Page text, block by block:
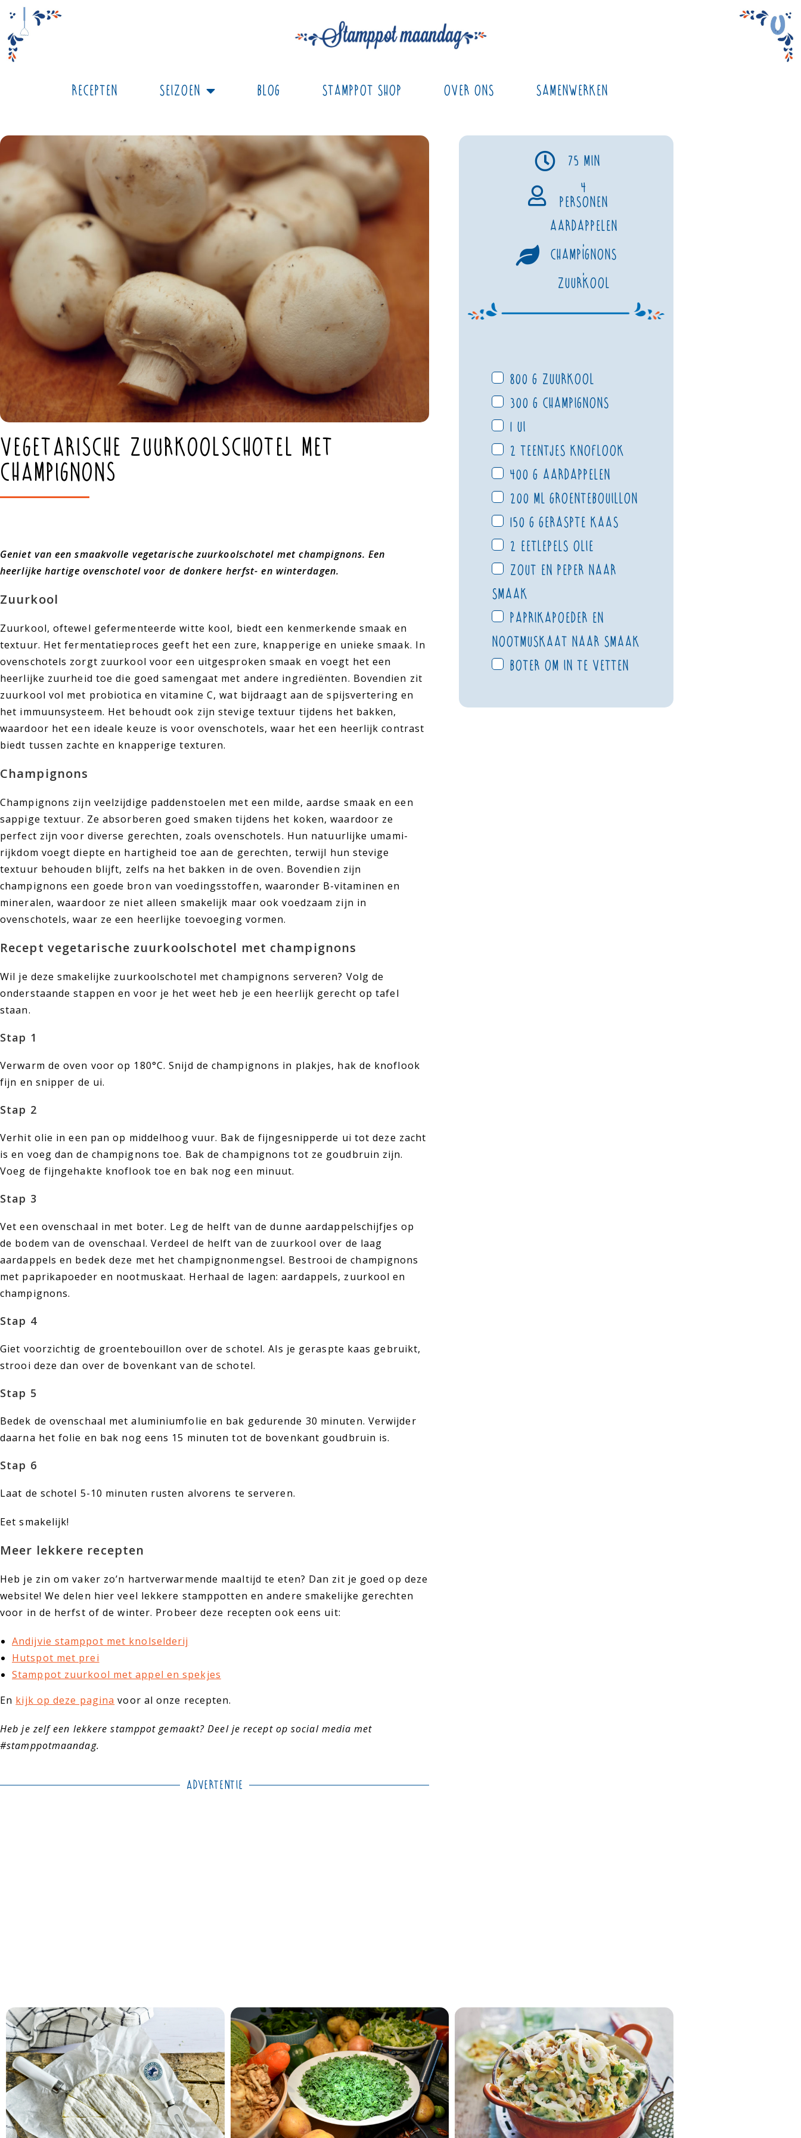
Recepten Seizoen Blog Stamppot Shop Over ons Samenwerken
Vegetarische zuurkoolschotel met
champignons
Geniet van een smaakvolle vegetarische zuurkoolschotel met champignons. Een
heerlijke hartige ovenschotel voor de donkere herfst- en winterdagen.
Zuurkool
Zuurkool, oftewel gefermenteerde witte kool, biedt een kenmerkende smaak en
textuur. Het fermentatieproces geeft het een zure, knapperige en unieke smaak. In
ovenschotels zorgt zuurkool voor een uitgesproken smaak en voegt het een
heerlijke zuurheid toe die goed samengaat met andere ingrediënten. Bovendien zit
zuurkool vol met probiotica en vitamine C, wat bijdraagt aan de spijsvertering en
het immuunsysteem. Het behoudt ook zijn stevige textuur tijdens het bakken,
waardoor het een ideale keuze is voor ovenschotels, waar het een heerlijk contrast
biedt tussen zachte en knapperige texturen.
Champignons
Champignons zijn veelzijdige paddenstoelen met een milde, aardse smaak en een
sappige textuur. Ze absorberen goed smaken tijdens het koken, waardoor ze
perfect zijn voor diverse gerechten, zoals ovenschotels. Hun natuurlijke umami-
rijkdom voegt diepte en hartigheid toe aan de gerechten, terwijl hun stevige
textuur behouden blijft, zelfs na het bakken in de oven. Bovendien zijn
champignons een goede bron van voedingsstoffen, waaronder B-vitaminen en
mineralen, waardoor ze niet alleen smakelijk maar ook voedzaam zijn in
ovenschotels, waar ze een heerlijke toevoeging vormen.
Recept vegetarische zuurkoolschotel met champignons
Wil je deze smakelijke zuurkoolschotel met champignons serveren? Volg de
onderstaande stappen en voor je het weet heb je een heerlijk gerecht op tafel
staan.
Stap 1
Verwarm de oven voor op 180°C. Snijd de champignons in plakjes, hak de knoflook
fijn en snipper de ui.
Stap 2
Verhit olie in een pan op middelhoog vuur. Bak de fijngesnipperde ui tot deze zacht
is en voeg dan de champignons toe. Bak de champignons tot ze goudbruin zijn.
Voeg de fijngehakte knoflook toe en bak nog een minuut.
Stap 3
Vet een ovenschaal in met boter. Leg de helft van de dunne aardappelschijfjes op
de bodem van de ovenschaal. Verdeel de helft van de zuurkool over de laag
aardappels en bedek deze met het champignonmengsel. Bestrooi de champignons
met paprikapoeder en nootmuskaat. Herhaal de lagen: aardappels, zuurkool en
champignons.
Stap 4
Giet voorzichtig de groentebouillon over de schotel. Als je geraspte kaas gebruikt,
strooi deze dan over de bovenkant van de schotel.
Stap 5
Bedek de ovenschaal met aluminiumfolie en bak gedurende 30 minuten. Verwijder
daarna het folie en bak nog eens 15 minuten tot de bovenkant goudbruin is.
Stap 6
Laat de schotel 5-10 minuten rusten alvorens te serveren.
Eet smakelijk!
Meer lekkere recepten
Heb je zin om vaker zo’n hartverwarmende maaltijd te eten? Dan zit je goed op deze
website! We delen hier veel lekkere stamppotten en andere smakelijke gerechten
voor in de herfst of de winter. Probeer deze recepten ook eens uit:
Andijvie stamppot met knolselderij
Hutspot met prei
Stamppot zuurkool met appel en spekjes
En kijk op deze pagina voor al onze recepten.
Heb je zelf een lekkere stamppot gemaakt? Deel je recept op social media met
#stamppotmaandag.
Advertentie
75 min
4
personen
Aardappelen
,
Champignons
,
Zuurkool
800 g zuurkool
300 g champignons
1 ui
2 teentjes knoflook
400 g aardappelen
200 ml groentebouillon
150 g geraspte kaas
2 eetlepels olie
Zout en peper naar
smaak
Paprikapoeder en
nootmuskaat naar smaak
Boter om in te vetten